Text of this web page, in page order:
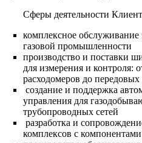
Сферы деятельности
комплексное обслуживание
газовой промышленности
производство и поставки
для измерения и контроля:
расходомеров до
создание и поддержка
управления для
трубопроводных сетей
разработка и
комплексов с